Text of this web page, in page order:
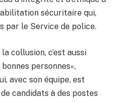
sécuritaire qui,
par le Service de police.
collusion, c’est aussi
bonnes personnes»,
avec son équipe, est
candidats à des postes